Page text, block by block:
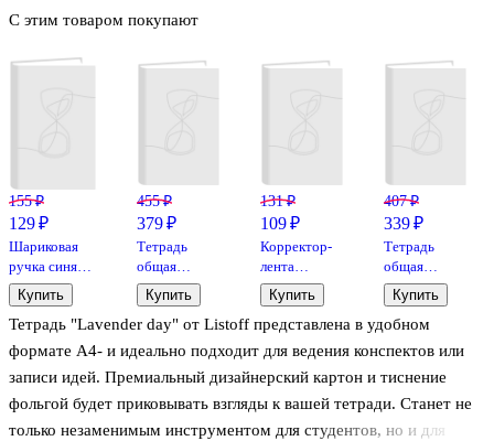
Тетрадь "Lavender day" от Listoff представлена в удобном
формате А4- и идеально подходит для ведения конспектов или
записи идей. Премиальный дизайнерский картон и тиснение
фольгой будет приковывать взгляды к вашей тетради. Станет не
только незаменимым инструментом для студентов, но и для
С этим товаром покупают
155 ₽
129 ₽
Шариковая
ручка синяя
0,5 мм, MC
Gold,
MunHwa
Купить
455 ₽
379 ₽
Тетрадь
общая
«Dune.
Ущелье», 40
листов в
клетку, А4 -
Купить
131 ₽
109 ₽
Корректор-
лента
GoodMark, 5
мм х 4 м
Купить
407 ₽
339 ₽
Тетрадь
общая
«Serenity
day», 48
листов в
клетку, А4 -
Купить